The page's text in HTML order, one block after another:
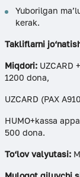
Yuborilgan
kerak.
Takliflarni
Miqdori: UZCARD
1200 dona,
UZCARD (PAX
HUMO+kassa
500 dona.
To‘lov valyutasi: